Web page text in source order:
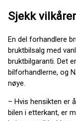
Sjekk
En del forhandlere
bruktbilsalg med
bruktbilgaranti. Det
bilforhandlerne, og
nøye.
– Hvis hensikten er
bilen i etterkant, er